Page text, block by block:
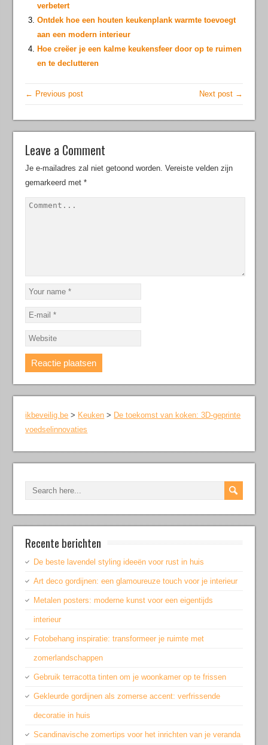
verbetert
Ontdek hoe een houten keukenplank warmte toevoegt
aan een modern interieur
Hoe creëer je een kalme keukensfeer door op te ruimen
en te declutteren
← Previous post Next post →
Leave a Comment
Je e-mailadres zal niet getoond worden. Vereiste velden zijn
gemarkeerd met*
ikbeveilig.be > Keuken > De toekomst van koken: 3D-geprinte
voedselinnovaties
Recente berichten
De beste lavendel styling ideeën voor rust in huis
Art deco gordijnen: een glamoureuze touch voor je interieur
Metalen posters: moderne kunst voor een eigentijds
interieur
Fotobehang inspiratie: transformeer je ruimte met
zomerlandschappen
Gebruik terracotta tinten om je woonkamer op te frissen
Gekleurde gordijnen als zomerse accent: verfrissende
decoratie in huis
Scandinavische zomertips voor het inrichten van je veranda